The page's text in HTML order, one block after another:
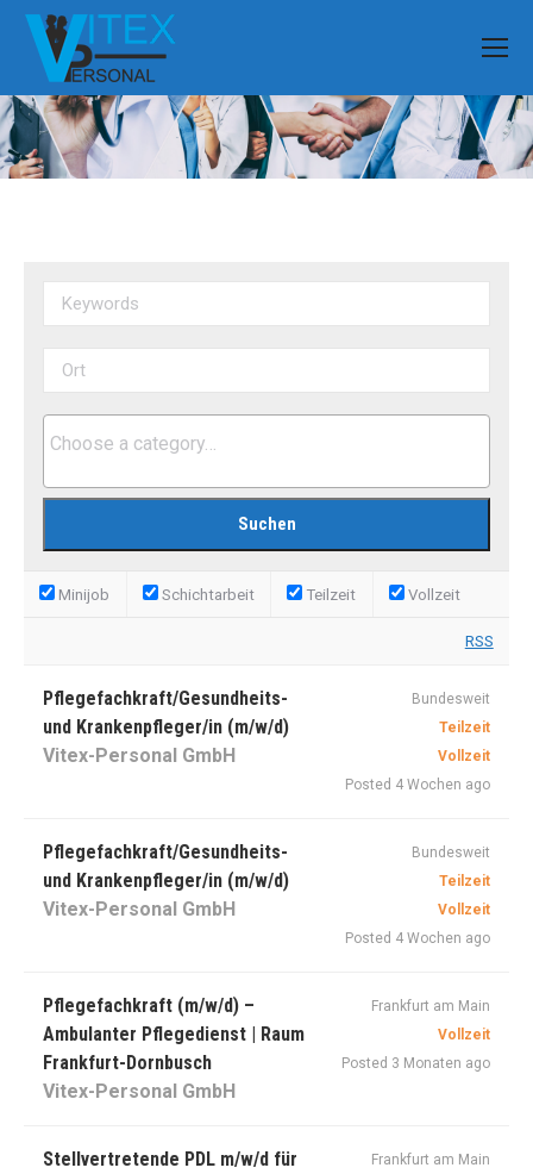
You are here:
Minijob Schichtarbeit Teilzeit Vollzeit
RSS
Pflegefachkraft/Gesundheits-
und Krankenpfleger/in (m/w/d)
Vitex-Personal GmbH
Bundesweit
Teilzeit
Vollzeit
Posted 4 Wochen ago
Pflegefachkraft/Gesundheits-
und Krankenpfleger/in (m/w/d)
Vitex-Personal GmbH
Bundesweit
Teilzeit
Vollzeit
Posted 4 Wochen ago
Pflegefachkraft (m/w/d) –
Ambulanter Pflegedienst | Raum
Frankfurt-Dornbusch
Vitex-Personal GmbH
Frankfurt am Main
Vollzeit
Posted 3 Monaten ago
Stellvertretende PDL m/w/d für
Frankfurt am Main